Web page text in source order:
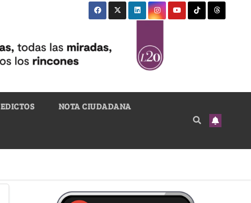
EDICTOS NOTA CIUDADANA